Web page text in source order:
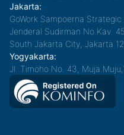
Jakarta:
GoWork Sampoerna
Jenderal Sudirman No.Kav.
South Jakarta City, Jakarta
Yogyakarta:
Jl. Timoho No. 43, Muja